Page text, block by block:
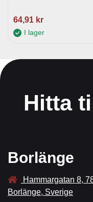
64,91 kr
I lager
Hitta
Borlänge
Hammargatan 8,
Borlänge, Sverige